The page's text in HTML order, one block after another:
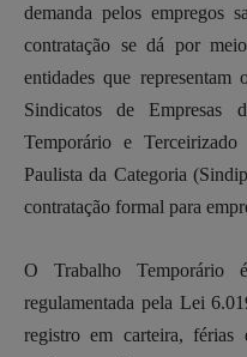
demanda pelos empregos
contratação se dá por
entidades que representam
Sindicatos de Empresas
Temporário e
Paulista da Categoria
contratação formal para
O Trabalho Temporário
regulamentada pela Lei
registro em carteira, férias